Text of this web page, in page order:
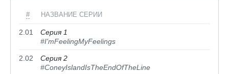
# НАЗВАНИЕ СЕРИИ
2.01
Серия 1
#I'mFeelingMyFeelings
2.02
Серия 2
#ConeyIslandIsTheEndOfTheLine